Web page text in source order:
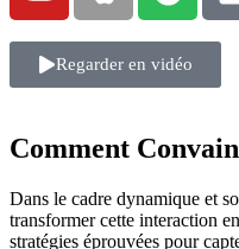
Regarder en vidéo
Comment
Dans le cadre dynamique et
transformer cette interaction
stratégies éprouvées pour